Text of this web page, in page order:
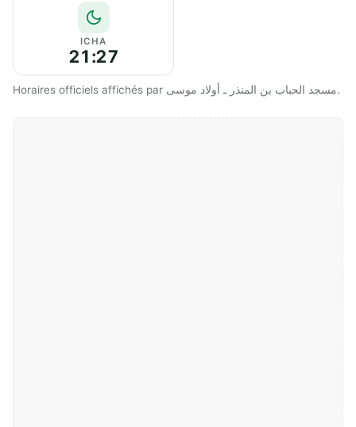
ICHA
21:27
Horaires officiels affichés par مسجد الحباب بن المنذر ـ أولاد موسى.